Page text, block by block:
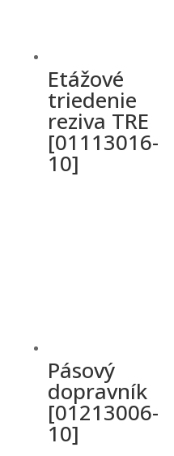
Etážové
triedenie
reziva TRE
[01113016-
10]
Pásový
dopravník
[01213006-
10]